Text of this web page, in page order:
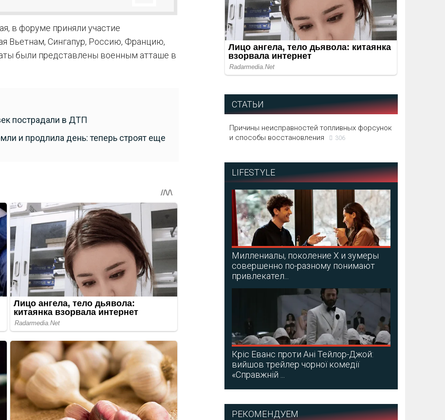
в форуме приняли участие
Вьетнам, Сингапур, Россию, Францию,
были представлены военным атташе в
пострадали в ДТП
и продлила день: теперь строят еще
СТАТЬИ
Причины неисправностей топливных форсунок
и способы восстановления
306
LIFESTYLE
Миллениалы, поколение X и зумеры
совершенно по-разному понимают
привлекател...
Кріс Еванс проти Ані Тейлор-Джой:
вийшов трейлер чорної комедії
«Справжній ...
РЕКОМЕНДУЕМ